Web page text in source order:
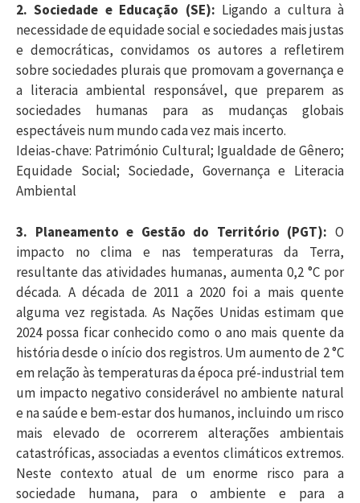
2. Sociedade e Educação (SE): Ligando a cultura à
necessidade de equidade social e sociedades mais justas
e democráticas, convidamos os autores a refletirem
sobre sociedades plurais que promovam a governança e
a literacia ambiental responsável, que preparem as
sociedades humanas para as mudanças globais
espectáveis num mundo cada vez mais incerto.
Ideias-chave: Património Cultural; Igualdade de Gênero;
Equidade Social; Sociedade, Governança e Literacia
Ambiental
3. Planeamento e Gestão do Território (PGT): O
impacto no clima e nas temperaturas da Terra,
resultante das atividades humanas, aumenta 0,2 °C por
década. A década de 2011 a 2020 foi a mais quente
alguma vez registada. As Nações Unidas estimam que
2024 possa ficar conhecido como o ano mais quente da
história desde o início dos registros. Um aumento de 2 °C
em relação às temperaturas da época pré-industrial tem
um impacto negativo considerável no ambiente natural
e na saúde e bem-estar dos humanos, incluindo um risco
mais elevado de ocorrerem alterações ambientais
catastróficas, associadas a eventos climáticos extremos.
Neste contexto atual de um enorme risco para a
sociedade humana, para o ambiente e para a